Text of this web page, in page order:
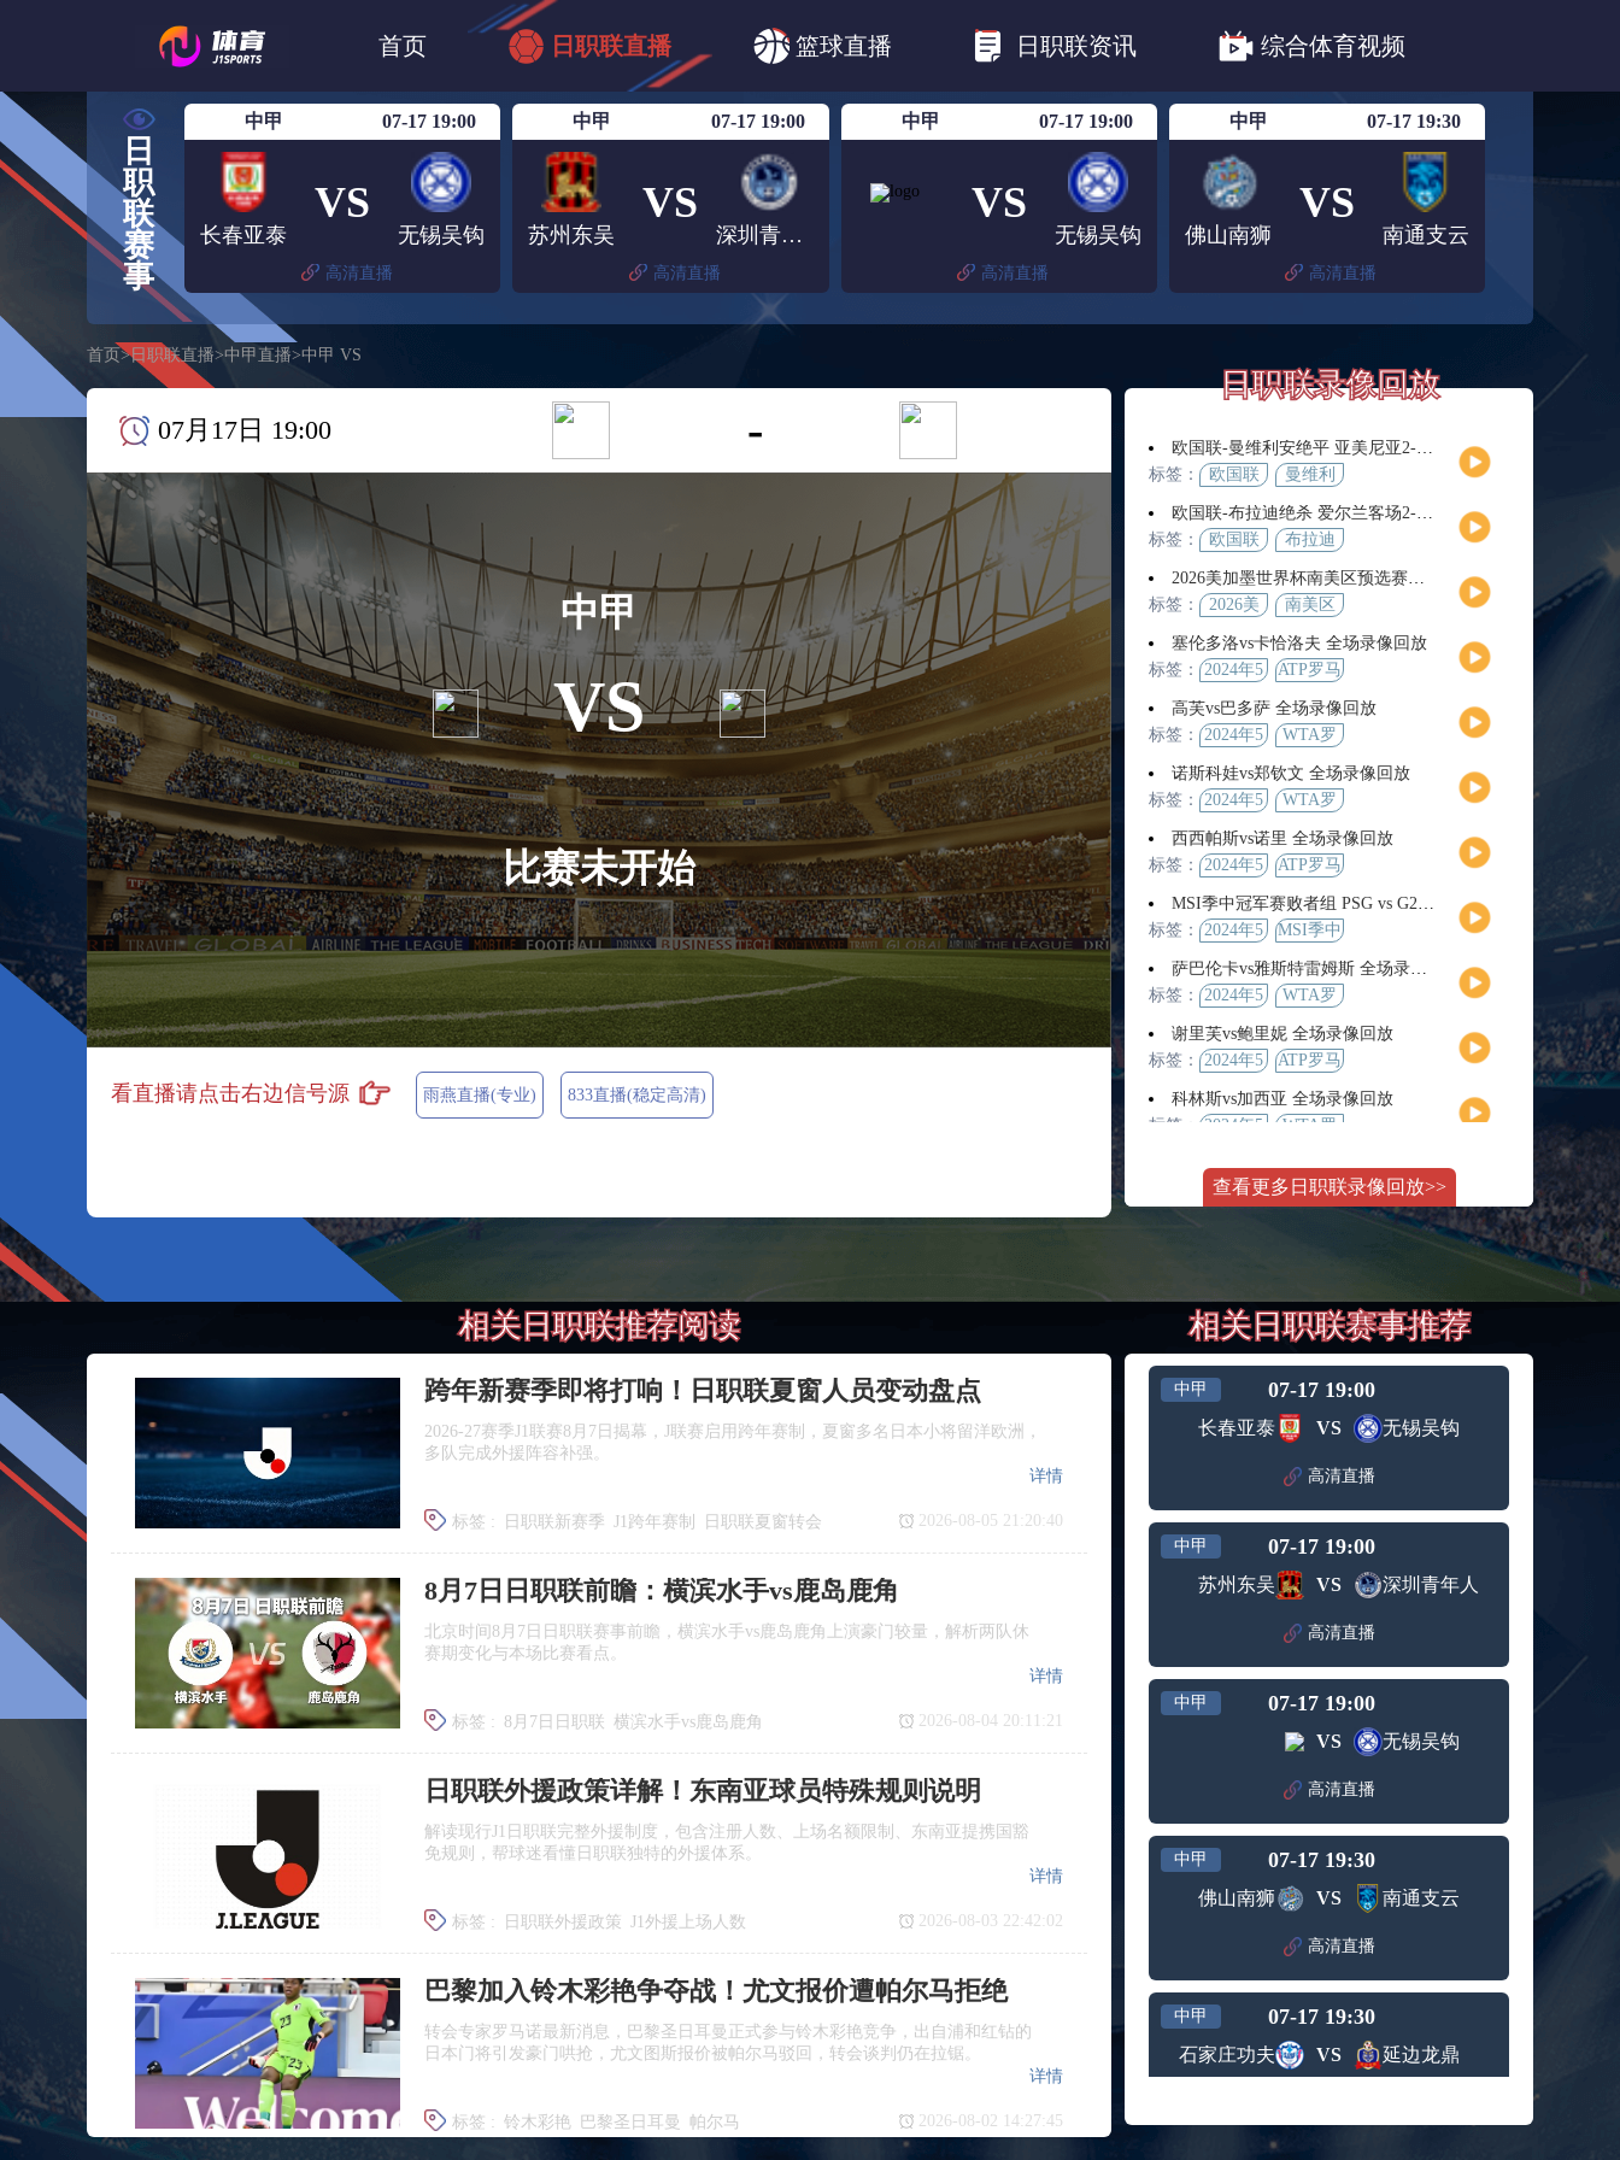
首页 日职联直播 篮球直播 日职联资讯 综合体育视频
日篮B1 日职联 日职联FC东京
日职联广岛三箭
日
职
联
赛
事
中甲 07-17 19:00
长春亚泰
VS
无锡吴钩
高清直播
中甲 07-17 19:00
苏州东吴
VS
深圳青年人
高清直播
中甲 07-17 19:00
VS
无锡吴钩
高清直播
中甲 07-17 19:30
佛山南狮
VS
南通支云
高清直播
首页 >日职联直播>中甲直播>中甲 VS
07月17日 19:00 -
中甲
VS
比赛未开始
看直播请点击右边信号源 雨燕直播(专业) 833直播(稳定高清)
日职联录像回放
欧国联-曼维利安绝平 亚美尼亚2-2法罗群岛
标签：
欧国联
曼维利
欧国联-布拉迪绝杀 爱尔兰客场2-1逆转芬兰
标签：
欧国联 布拉迪
2026美加墨世界杯南美区预选赛第9轮全场集锦
标签：
2026美
界杯
南美区
塞伦多洛vs卡恰洛夫 全场录像回放
标签：
2024年5
ATP罗马
男单第3
轮
高芙vs巴多萨 全场录像回放
标签：
2024年5
WTA罗
赛女单
第4轮
诺斯科娃vs郑钦文 全场录像回放
标签：
2024年5
WTA罗
赛女单
第3轮
西西帕斯vs诺里 全场录像回放
标签：
2024年5
ATP罗马
男单第3
轮
MSI季中冠军赛败者组 PSG vs G2 全场录像回放
标签：
2024年5
MSI季中
败者组
萨巴伦卡vs雅斯特雷姆斯 全场录像回放
标签：
2024年5
WTA罗
赛女单
第3轮
谢里芙vs鲍里妮 全场录像回放
标签：
2024年5
ATP罗马
女单第2
轮
科林斯vs加西亚 全场录像回放
标签：
2024年5
WTA罗
赛女单
第3轮
斯维托丽娜vs萨巴伦卡 全场录像回放
2024年5
月14日
WTA罗
马公开
纳波利塔诺vs贾里 全场录像回放
男单第3
轮
标签： 2024年5
月11日
WTA1000
罗马大
师赛第3
轮
WTT沙特大满贯女单半决赛 陈梦vs早田希娜 全场录像回放
标签： 2024年5
月11日
WTT沙
贯女单
蒙泰罗vs凯茨曼诺维奇 全场录像回放
大师赛
轮
纳尔迪vs鲁内 全场录像回放
标签： 2024年5
月12日
ATP罗马
大师赛
男单第2
轮
萨卡里vs加里宁娜 全场录像回放
标签： 2024年5
WTA罗
马大师
赛女单
第3轮
吉隆vs卢布列夫 全场录像回放
月12日
ATP罗马
大师赛
轮
兹维列夫vs达德尔里 全场录像回放
标签： 2024年5
ATP罗马
大师赛
男单第3
轮
阿纳尔迪vs贾里 全场录像回放
ATP罗马
大师赛
男单第2
轮
标签： 2024年5
WTA罗
马大师
赛女单
第3轮
托尔莫vs奥斯塔彭科 全场录像回放
2024年5
WTA罗
赛女单
斯诺克元老斯诺克世锦赛半决赛 伊戈尔-费格雷多vs德拉戈 全场录像回放
标签：
月12日
元老斯
诺克世
锦赛半
决赛
穆纳尔vs诺里 全场录像回放
月12日
ATP罗马
大师赛
男单第2
MSI季中冠军赛胜者组 BLG vs T1 全场录像回放
月12日
冠军赛
KPL春季赛季后赛败者组决赛 重庆狼队 vs 苏州KSG 全场录像回放
查看更多日职联录像回放>>
相关日职联推荐阅读
跨年新赛季即将打响！日职联夏窗人员变动盘点
2026‑27赛季J1联赛8月7日揭幕，J联赛启用跨年赛制，夏窗多名日本小将留洋欧洲，
多队完成外援阵容补强。
标签 : 日职联新赛季 J1跨年赛制
日职联夏窗转会
广岛三箭
详情
2026-08-05 21:20:40
8月7日日职联前瞻：横滨水手vs鹿岛鹿角
北京时间8月7日日职联赛事前瞻，横滨水手vs鹿岛鹿角上演豪门较量，解析两队休
赛期变化与本场比赛看点。
标签 : 8月7日日职联 横滨水手vs鹿岛鹿角
日职联前瞻 日职联
详情
2026-08-04 20:11:21
日职联外援政策详解！东南亚球员特殊规则说明
解读现行J1日职联完整外援制度，包含注册人数、上场名额限制、东南亚提携国豁
免规则，帮球迷看懂日职联独特的外援体系。
标签 : 日职联外援政策 J1外援上场人数
J联赛提携国球员 日职联亚外规则
详情
2026-08-03 22:42:02
巴黎加入铃木彩艳争夺战！尤文报价遭帕尔马拒绝
转会专家罗马诺最新消息，巴黎圣日耳曼正式参与铃木彩艳竞争，出自浦和红钻的
日本门将引发豪门哄抢，尤文图斯报价被帕尔马驳回，转会谈判仍在拉锯。
标签 : 铃木彩艳 巴黎圣日耳曼 帕尔马
详情
2026-08-02 14:27:45
相关日职联赛事推荐
中甲 07-17 19:00
长春亚泰 VS 无锡吴钩
高清直播
中甲 07-17 19:00
苏州东吴 VS 深圳青年人
高清直播
中甲 07-17 19:00
VS 无锡吴钩
高清直播
中甲 07-17 19:30
佛山南狮 VS 南通支云
高清直播
中甲 07-17 19:30
石家庄功夫 VS 延边龙鼎